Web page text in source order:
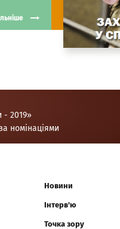
- 2019»
номінаціями
Новини
Інтерв'ю
Точка зору